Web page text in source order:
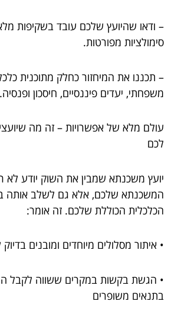
– ודאו שהיועץ שלכם עובד בשקיפות
סימולציות מפורטות.
– תכננו את המיחזור כחלק מתוכנית
משפחתי, יעדים פיננסיים, חיסכון ופנסיה.
עולם מלא של אפשרויות – זה מה
לכם
יועץ משכנתא שמבין את השוק יודע לא
המשכנתא שלכם, אלא גם לשלב אותה
הכלכלית הכוללת שלכם. זה אומר:
• איתור מסלולים מיוחדים ומובנים
• הגשת בקשות במקרים ששווה לקבל
בתנאים משופרים